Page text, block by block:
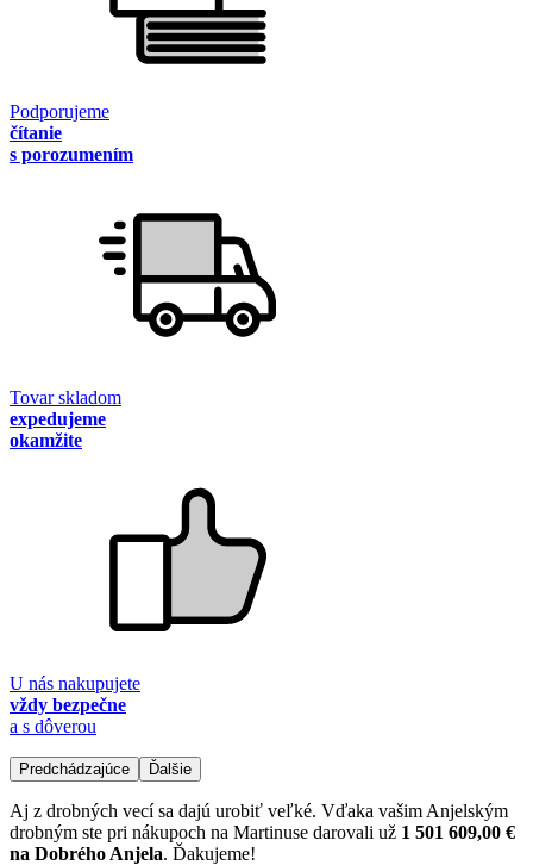
Podporujeme
čítanie
s porozumením
Tovar skladom
expedujeme
okamžite
U nás nakupujete
vždy bezpečne
a s dôverou
Predchádzajúce Ďalšie
Aj z drobných vecí sa dajú urobiť veľké. Vďaka vašim Anjelským
drobným ste pri nákupoch na Martinuse darovali už 1 501 609,00 €
na Dobrého Anjela. Ďakujeme!